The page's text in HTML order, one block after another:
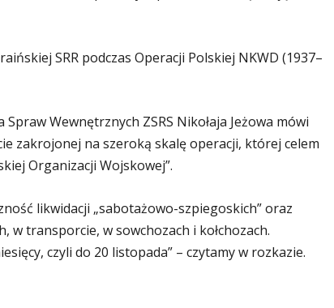
SRR podczas Operacji Polskiej NKWD (1937–
Wewnętrznych ZSRS Nikołaja Jeżowa mówi
zakrojonej na szeroką skalę operacji, której celem
Organizacji Wojskowej”.
likwidacji „sabotażowo-szpiegoskich” oraz
w transporcie, w sowchozach i kołchozach.
czyli do 20 listopada” – czytamy w rozkazie.